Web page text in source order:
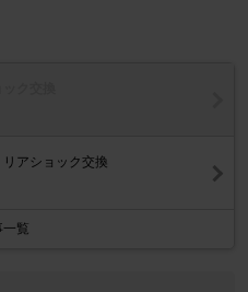
アショック交換
一覧